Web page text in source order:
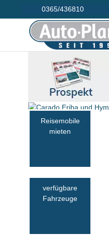
0365/436810
Reisemobile
mieten
verfügbare
Fahrzeuge